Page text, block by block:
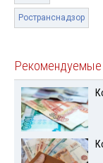
Ространснадзор
Рекомендуемые